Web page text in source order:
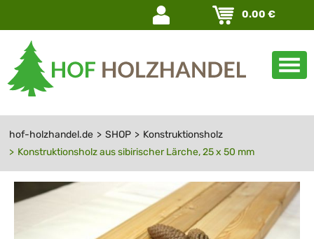
Navigation
überspringen
0.00 €
hof-holzhandel.de SHOP
Konstruktionsholz
Konstruktionsholz aus sibirischer Lärche, 25 x 50 mm